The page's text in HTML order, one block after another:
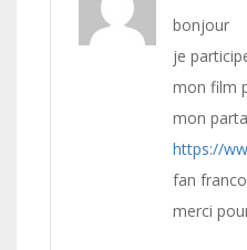
bonjour
je
mon film
mon
https://
fan
merci